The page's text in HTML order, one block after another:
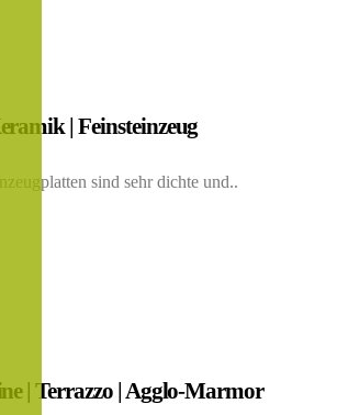
| Feinsteinzeug
sind sehr dichte und..
| Terrazzo | Agglo-Marmor